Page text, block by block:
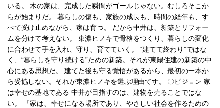
いる。 木の家は、完成した瞬間がゴールじゃない。むしろそこか
らが始まりだ。 暮らしの傷も、家族の成長も、時間の経年も、す
べて受け止めながら、家は育つ。 だから中井は、新築とリフォー
ムを分けて考えない。 東濃ヒノキで骨格をつくり、暮らしの変化
に合わせて手を入れ、守り、育てていく。 “建てて終わり”ではな
く、“暮らしを守り続ける”ための新築。それが東陽住建の新築の中
心にある思想だ。 建てた後も守る覚悟があるから、最初の一本か
ら妥協しない。それが東濃ヒノキを選ぶ理由です。 〇ビジョン 家
は幸せの基地である 中井が目指すのは、建物を売ることではな
い。 『家は、幸せになる場所であり、やさしい社会を作るための